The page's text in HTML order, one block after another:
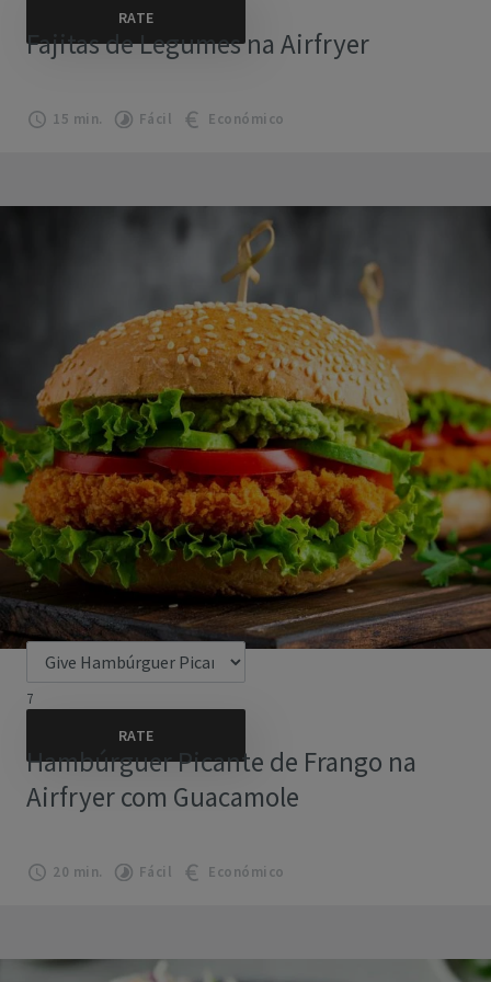
Fajitas de Legumes na Airfryer
15 min. Fácil Económico
7
Hambúrguer Picante de Frango na
Airfryer com Guacamole
20 min. Fácil Económico